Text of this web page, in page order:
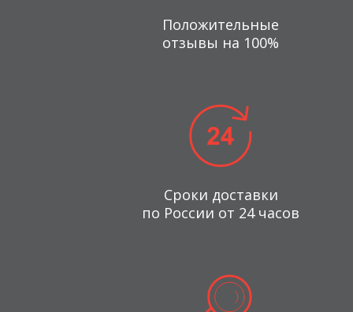
Положительные
отзывы на 100%
Сроки доставки
по России от 24 часов